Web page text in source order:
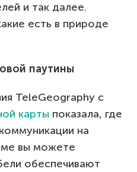
и так далее.
есть в природе
паутины
TeleGeography с
карты показала, где
на
вы можете
обеспечивают